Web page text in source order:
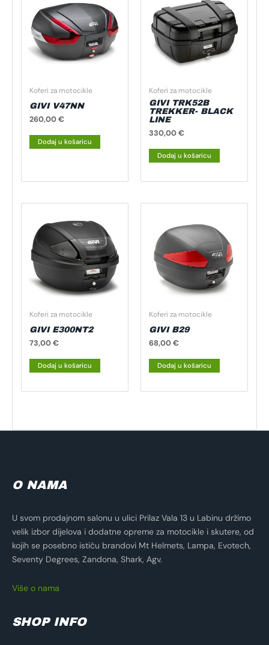
Koferi za motocikle
GIVI V47NN
260,00€
Dodaj u košaricu
Koferi za motocikle
GIVI TRK52B
TREKKER- BLACK
LINE
330,00€
Dodaj u košaricu
Koferi za motocikle
GIVI E300NT2
73,00€
Dodaj u košaricu
Koferi za motocikle
GIVI B29
68,00€
Dodaj u košaricu
O NAMA
U svom prodajnom salonu u ulici Prilaz Vala 13 u Labinu držimo
velik izbor dijelova i dodatne opreme za motocikle i skutere, od
kojih se posebno ističu brandovi Mt Helmets, Lampa, Evotech,
Seventy Degrees, Zandona, Shark, Agv.
Više o nama
SHOP INFO